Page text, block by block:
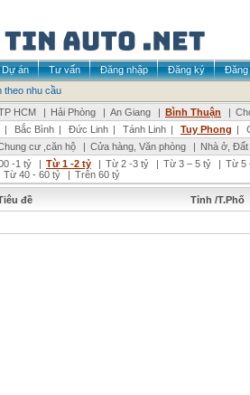
Dự án Tư vấn Đăng nhập Đăng ký
Đăng
theo nhu cầu
HCM | Hải Phòng | An Giang | Bình Thuận |
| Bắc Bình | Đức Linh | Tánh Linh | Tuy Phong |
cư ,căn hộ | Cửa hàng, Văn phòng | Nhà ở,
-1 tỷ | Từ 1 -2 tỷ | Từ 2 -3 tỷ | Từ 3 – 5 tỷ | Từ 5
Từ 40 - 60 tỷ | Trên 60 tỷ
đề Tỉnh /T.Phố